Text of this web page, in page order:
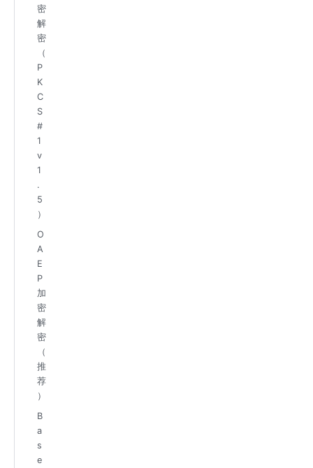
密
解
密
（
P
K
C
S
#
1
v
1
.
5
）
O
A
E
P
加
密
解
密
（
推
荐
）
B
a
s
e